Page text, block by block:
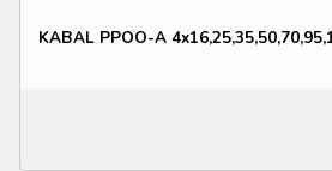
KABAL PPOO-A